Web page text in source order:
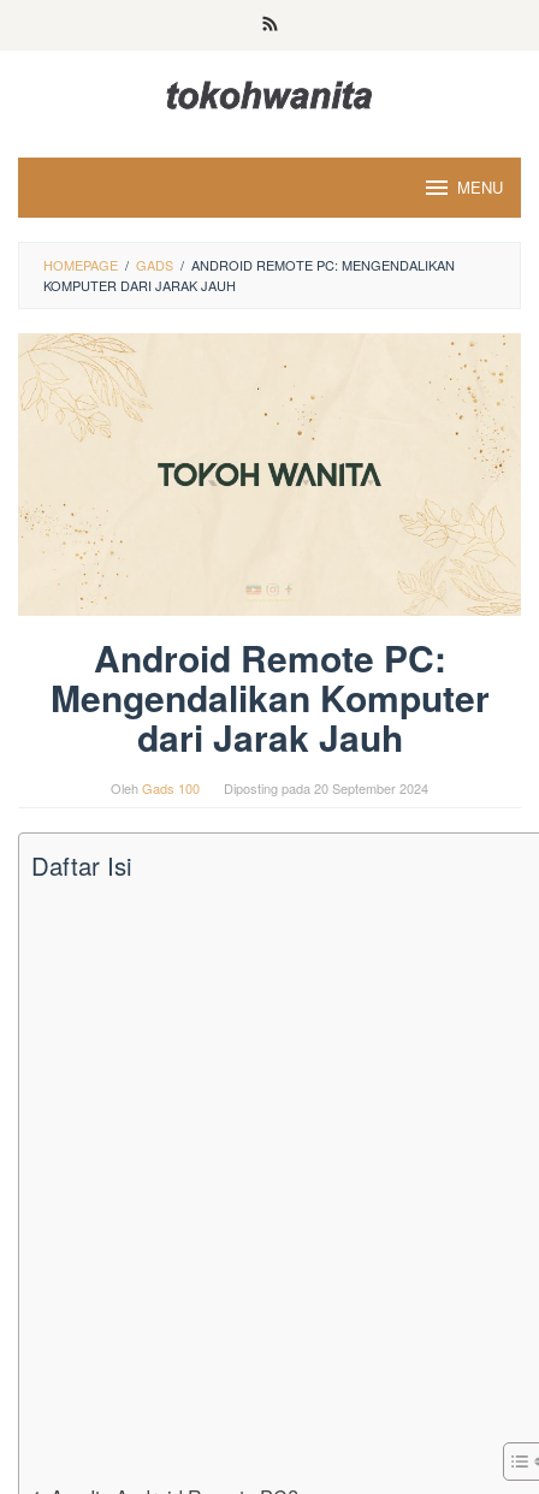
MENU
HOMEPAGE / GADS / ANDROID REMOTE PC: MENGENDALIKAN
KOMPUTER DARI JARAK JAUH
Android Remote PC:
Mengendalikan Komputer
dari Jarak Jauh
OlehGads 100 Diposting pada 20 September 2024
Daftar Isi